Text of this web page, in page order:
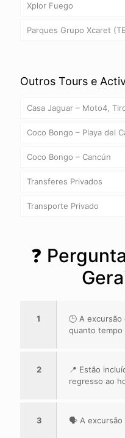
Xplor Fuego
Parques Grupo Xcaret
Outros Tours e
Casa Jaguar – Moto4,
Coco Bongo – Playa del
Coco Bongo – Cancún
Transferes Privados
Transporte Privado
❓
1
🕒 A excursão
quanto tempo
2
📍 Estão
regresso ao
3 🗣️ A excursão